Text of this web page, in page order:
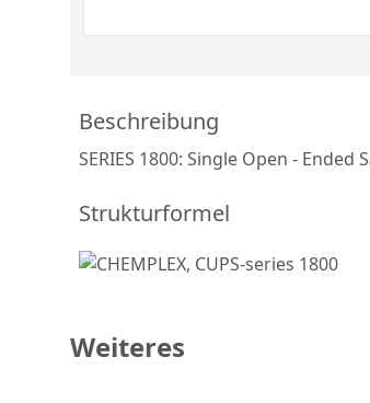
Beschreibung
SERIES 1800: Single Open -
Strukturformel
Weiteres